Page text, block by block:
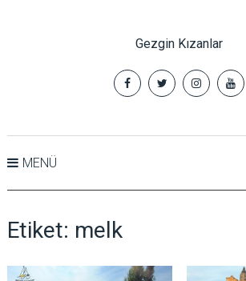
Gezgin Kızanlar
MENÜ
Etiket: melk